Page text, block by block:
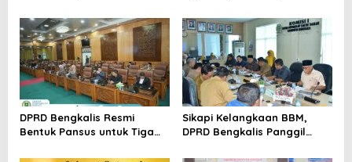
II
Pembahasan
DPRD Bengkalis Resmi
Bentuk Pansus untuk Tiga
Sikapi Kelangkaan BBM,
DPRD Bengkalis Panggil